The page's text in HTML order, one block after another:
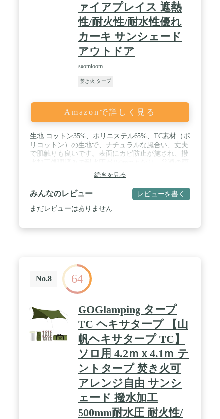
ァイアプレイス 遮熱
性/耐火性/耐水性優れ
カーキ サンシェード
アウトドア
soomloom
焚き火 タープ
Amazonで詳しく見る
生地:コットン35%、ポリエステル65%、TC素材（ポ
リコットン）の生地で、ナチュラルな風合い、丈夫
で肌触りも良いです。表面にカビ防止が施され、撥
なら心配することはないです（傘の耐水圧が450mm
程度になります）。 / サイズ:大きいサイズ
420cmx410cmのヘキサゴン形となっています。グロ
メットが6ヶ所が付いていて、色んなバリュエーシ
ョンがアレンジできます。 / 日陰が濃い:ポリエステ
になると、皆を囲んで焚き火を楽しみながらゆった
りと過ごせます。 / 持ち運び便利:収納時36x16cmと
なり、専用収納バッグ付いていて持ち運びやすいで
続きを見る
みんなのレビュー レビューを書く
まだレビューはありません
No.8 64
GOGlamping タープ
TC ヘキサタープ 【山
帆ヘキサタープ TC】
ソロ用 4.2ｍｘ4.1ｍ テ
ントタープ 焚き火可
アレンジ自由 サンシ
ェード 撥水加工
500mm耐水圧 耐火性/